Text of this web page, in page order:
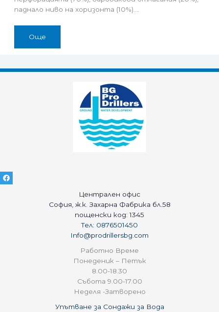
паднало ниво на хоризонта (10%).…
Още
Централен офис
София, ж.к. Захарна Фабрика бл.58
пощенски код: 1345
Тел: 0876501450
Info@prodrillersbg.com
Работно Време
Понеденик – Петък
8.00-18.30
Събота 9.00-17.00
Неделя -Затворено
Упътване за Сондажи за Вода